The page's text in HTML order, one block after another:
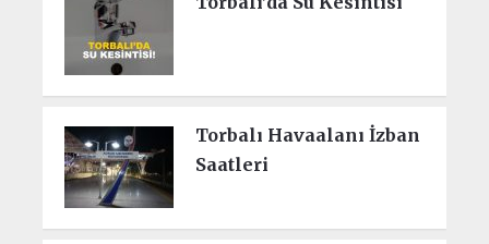
Torbalı Havaalanı İzban
Saatleri